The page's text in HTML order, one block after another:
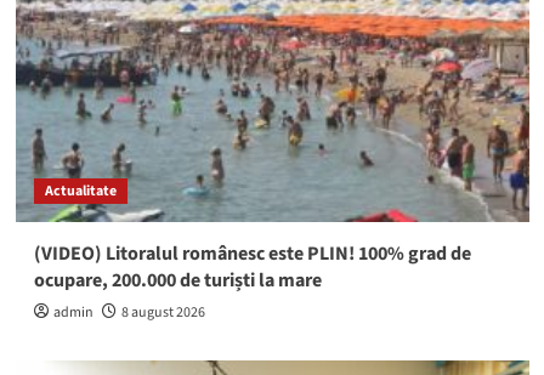
Actualitate
(VIDEO) Litoralul românesc este PLIN! 100% grad de
ocupare, 200.000 de turiști la mare
admin 8 august 2026